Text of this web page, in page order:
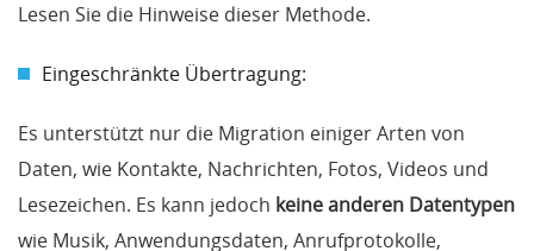
Lesen Sie die Hinweise dieser Methode.
Eingeschränkte Übertragung:
Es unterstützt nur die Migration einiger Arten von
Daten, wie Kontakte, Nachrichten, Fotos, Videos und
Lesezeichen. Es kann jedoch keine anderen Datentypen
wie Musik, Anwendungsdaten, Anrufprotokolle,